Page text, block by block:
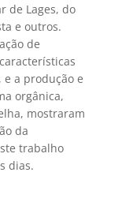
de Lages, do
e outros.
de
e a produção e
orgânica,
mostraram
da
trabalho
dias.